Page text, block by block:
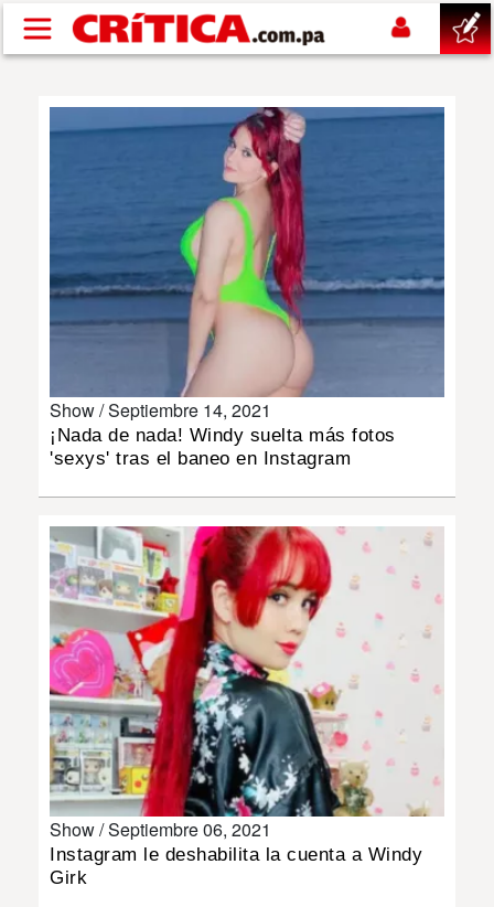
Pasar al contenido principal
POLÍTICA
DEPORTES
MULTIMEDIA
IMPRESO
Show /Septiembre 14, 2021
¡Nada de nada! Windy suelta más fotos
'sexys' tras el baneo en Instagram
Show /Septiembre 06, 2021
Instagram le deshabilita la cuenta a Windy
Girk